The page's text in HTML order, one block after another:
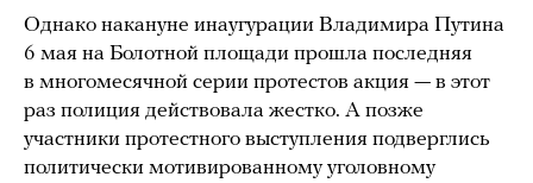
Однако накануне инаугурации Владимира Путина
6 мая на Болотной площади прошла последняя
в многомесячной серии протестов акция — в этот
раз полиция действовала жестко. А позже
участники протестного выступления подверглись
политически мотивированному уголовному